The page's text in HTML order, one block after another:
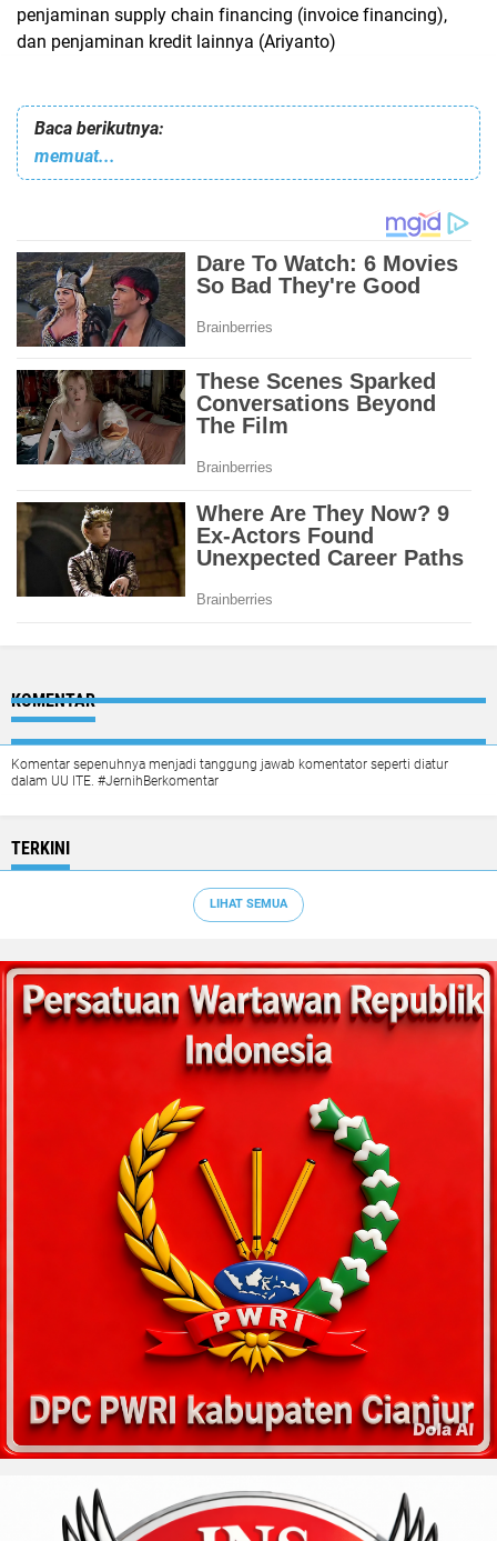
penjaminan supply chain financing (invoice financing),
dan penjaminan kredit lainnya (Ariyanto)
Baca berikutnya:
memuat...
KOMENTAR
Komentar sepenuhnya menjadi tanggung jawab komentator seperti diatur
dalam UU ITE. #JernihBerkomentar
TERKINI
LIHAT SEMUA